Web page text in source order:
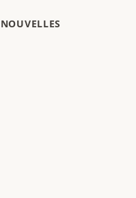
NOUVELLES